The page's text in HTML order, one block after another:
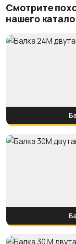
Смотрите
нашего